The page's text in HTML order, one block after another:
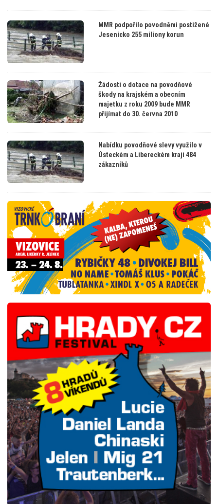
MMR podpořilo povodněmi postižené
Jesenicko 255 miliony korun
Žádosti o dotace na povodňové
škody na krajském a obecním
majetku z roku 2009 bude MMR
přijímat do 30. června 2010
Nabídku povodňové slevy využilo v
Ústeckém a Libereckém kraji 484
zákazníků